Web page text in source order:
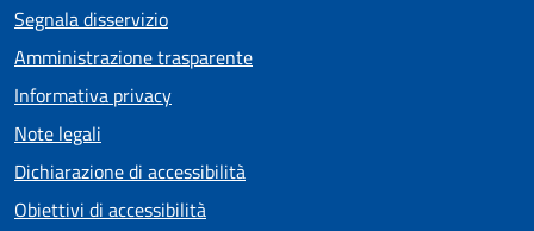
Segnala disservizio
Amministrazione trasparente
Informativa privacy
Note legali
Dichiarazione di accessibilità
Obiettivi di accessibilità